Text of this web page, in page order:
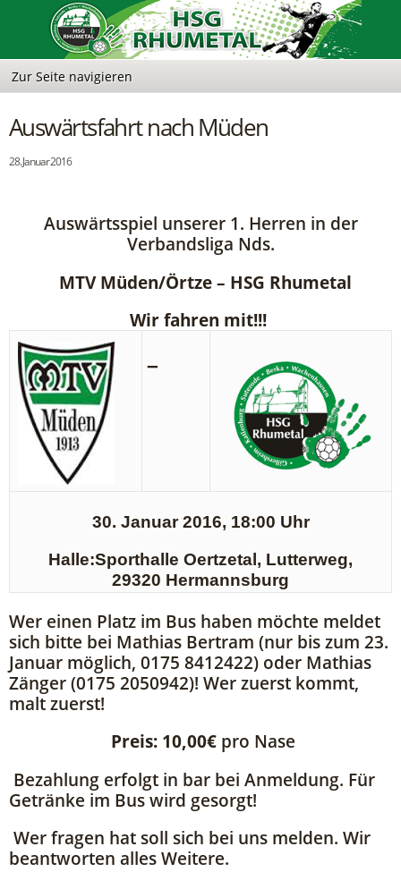
Auswärtsfahrt nach Müden
28. Januar 2016
Auswärtsspiel unserer 1. Herren in der
Verbandsliga Nds.
MTV Müden/Örtze – HSG Rhumetal
Wir fahren mit!!!
–
30. Januar 2016, 18:00 Uhr
Halle:Sporthalle Oertzetal, Lutterweg,
29320 Hermannsburg
Wer einen Platz im Bus haben möchte meldet
sich bitte bei Mathias Bertram (nur bis zum 23.
Januar möglich, 0175 8412422) oder Mathias
Zänger (0175 2050942)! Wer zuerst kommt,
malt zuerst!
Preis: 10,00€ pro Nase
Bezahlung erfolgt in bar bei Anmeldung. Für
Getränke im Bus wird gesorgt!
Wer fragen hat soll sich bei uns melden. Wir
beantworten alles Weitere.